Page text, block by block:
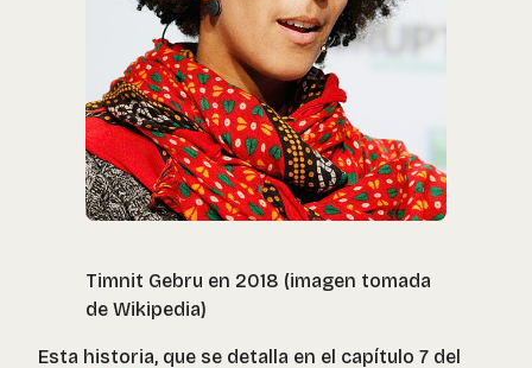
Timnit Gebru en 2018 (imagen tomada
de Wikipedia)
Esta historia, que se detalla en el capítulo 7 del